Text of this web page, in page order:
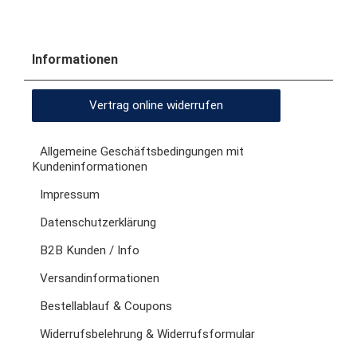
Informationen
Vertrag online widerrufen
Allgemeine Geschäftsbedingungen mit
Kundeninformationen
Impressum
Datenschutzerklärung
B2B Kunden / Info
Versandinformationen
Bestellablauf & Coupons
Widerrufsbelehrung & Widerrufsformular